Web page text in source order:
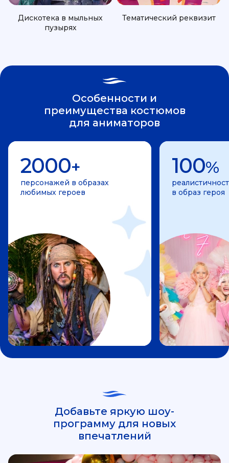
Дискотека в мыльных
пузырях
Тематический реквизит
Особенности и
преимущества костюмов
для аниматоров
2000+
персонажей в образах
любимых героев
100%
в образ героя
Добавьте яркую шоу-
программу для новых
впечатлений